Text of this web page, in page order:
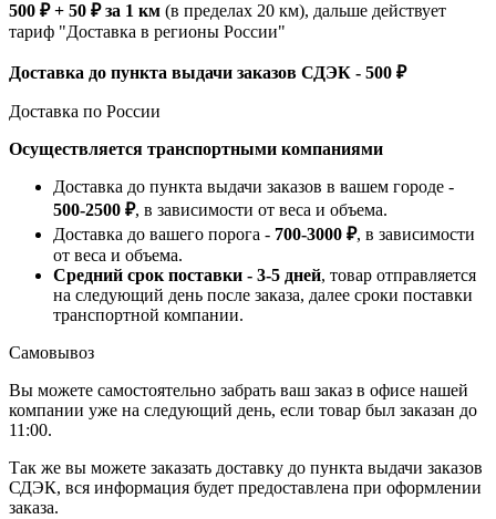
500 ₽ + 50 ₽ за 1 км (в пределах 20 км), дальше действует
тариф "Доставка в регионы России"
Доставка до пункта выдачи заказов СДЭК - 500 ₽
Доставка по России
Осуществляется транспортными компаниями
Доставка до пункта выдачи заказов в вашем городе -
500-2500 ₽, в зависимости от веса и объема.
Доставка до вашего порога - 700-3000 ₽, в зависимости
от веса и объема.
Средний срок поставки - 3-5 дней, товар отправляется
на следующий день после заказа, далее сроки поставки
транспортной компании.
Самовывоз
Вы можете самостоятельно забрать ваш заказ в офисе нашей
компании уже на следующий день, если товар был заказан до
11:00.
Так же вы можете заказать доставку до пункта выдачи заказов
СДЭК, вся информация будет предоставлена при оформлении
заказа.